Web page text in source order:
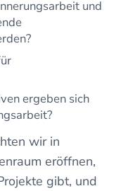
und
ergeben sich
wir in
eröffnen,
gibt, und